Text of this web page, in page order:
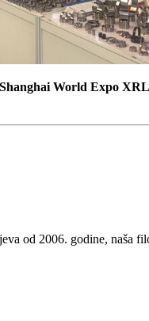
World Expo
od 2006. godine, naša